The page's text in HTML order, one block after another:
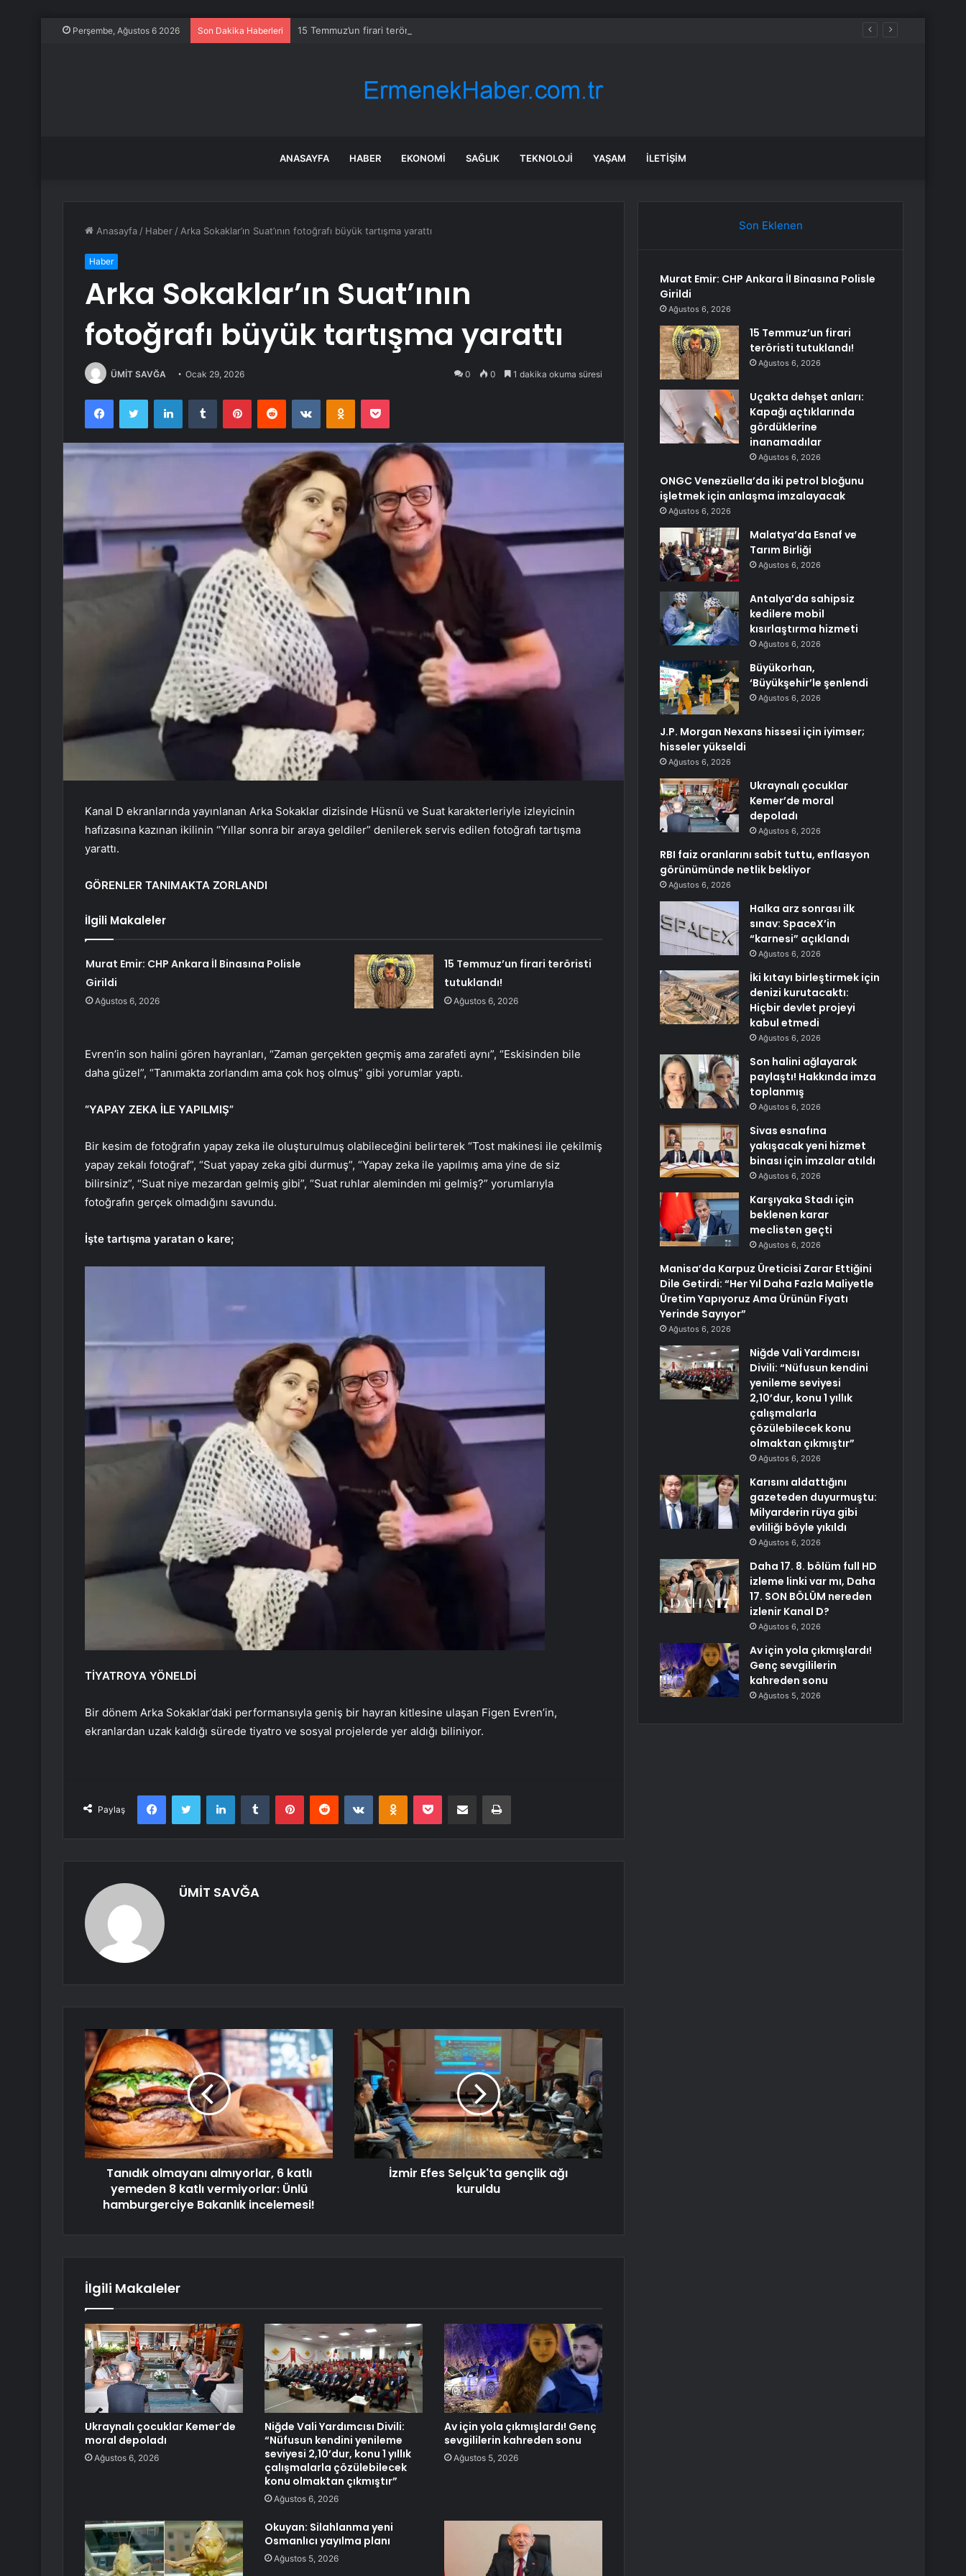
Perşembe, Ağustos 6 2026 Son Dakika Haberleri 15 Temmuz’un firari teröristi tutuklandı!
ANASAYFA HABER EKONOMI SAĞLIK TEKNOLOJI YAŞAM İLETIŞIM
Anasayfa / Haber / Arka Sokaklar’ın Suat’ının fotoğrafı büyük tartışma yarattı
Haber
Arka Sokaklar’ın Suat’ının
fotoğrafı büyük tartışma yarattı
ÜMİT SAVĞA Ocak 29, 2026 0 0 1 dakika okuma süresi
FacebookTwitter LinkedInTumblr PinterestReddit VKontakteOdnoklassniki
Pocket
Kanal D ekranlarında yayınlanan Arka Sokaklar dizisinde Hüsnü ve Suat karakterleriyle izleyicinin
hafızasına kazınan ikilinin “Yıllar sonra bir araya geldiler” denilerek servis edilen fotoğrafı tartışma
yarattı.
GÖRENLER TANIMAKTA ZORLANDI
İlgili Makaleler
Murat Emir: CHP Ankara İl Binasına Polisle
Girildi
Ağustos 6, 2026
15 Temmuz’un firari teröristi
tutuklandı!
Ağustos 6, 2026
Evren’in son halini gören hayranları, “Zaman gerçekten geçmiş ama zarafeti aynı”, “Eskisinden bile
daha güzel”, “Tanımakta zorlandım ama çok hoş olmuş” gibi yorumlar yaptı.
“YAPAY ZEKA İLE YAPILMIŞ”
Bir kesim de fotoğrafın yapay zeka ile oluşturulmuş olabileceğini belirterek “Tost makinesi ile çekilmiş
yapay zekalı fotoğraf”, “Suat yapay zeka gibi durmuş”, “Yapay zeka ile yapılmış ama yine de siz
bilirsiniz”, “Suat niye mezardan gelmiş gibi”, “Suat ruhlar aleminden mi gelmiş?” yorumlarıyla
fotoğrafın gerçek olmadığını savundu.
İşte tartışma yaratan o kare;
TİYATROYA YÖNELDİ
Bir dönem Arka Sokaklar’daki performansıyla geniş bir hayran kitlesine ulaşan Figen Evren’in,
ekranlardan uzak kaldığı sürede tiyatro ve sosyal projelerde yer aldığı biliniyor.
Paylaş
FacebookTwitter LinkedInTumblr PinterestReddit VKontakteOdnoklassniki
Pocket E-Posta ile paylaş Yazdır
ÜMİT SAVĞA
Tanıdık olmayanı almıyorlar, 6 katlı
yemeden 8 katlı vermiyorlar: Ünlü
hamburgerciye Bakanlık incelemesi!
İzmir Efes Selçuk'ta gençlik ağı
kuruldu
İlgili Makaleler
Ukraynalı çocuklar Kemer’de
moral depoladı
Ağustos 6, 2026
Niğde Vali Yardımcısı Divili:
“Nüfusun kendini yenileme
seviyesi 2,10’dur, konu 1 yıllık
çalışmalarla çözülebilecek
konu olmaktan çıkmıştır”
Ağustos 6, 2026
Av için yola çıkmışlardı! Genç
sevgililerin kahreden sonu
Ağustos 5, 2026
Okuyan: Silahlanma yeni
Osmanlıcı yayılma planı
Ağustos 5, 2026
Son Eklenen
Murat Emir: CHP Ankara İl Binasına Polisle
Girildi
Ağustos 6, 2026
15 Temmuz’un firari
teröristi tutuklandı!
Ağustos 6, 2026
Uçakta dehşet anları:
Kapağı açtıklarında
gördüklerine
inanamadılar
Ağustos 6, 2026
ONGC Venezüella’da iki petrol bloğunu
işletmek için anlaşma imzalayacak
Ağustos 6, 2026
Malatya’da Esnaf ve
Tarım Birliği
Ağustos 6, 2026
Antalya’da sahipsiz
kedilere mobil
kısırlaştırma hizmeti
Ağustos 6, 2026
Büyükorhan,
‘Büyükşehir’le şenlendi
Ağustos 6, 2026
J.P. Morgan Nexans hissesi için iyimser;
hisseler yükseldi
Ağustos 6, 2026
Ukraynalı çocuklar
Kemer’de moral
depoladı
Ağustos 6, 2026
RBI faiz oranlarını sabit tuttu, enflasyon
görünümünde netlik bekliyor
Ağustos 6, 2026
Halka arz sonrası ilk
sınav: SpaceX’in
“karnesi” açıklandı
Ağustos 6, 2026
İki kıtayı birleştirmek için
denizi kurutacaktı:
Hiçbir devlet projeyi
kabul etmedi
Ağustos 6, 2026
Son halini ağlayarak
paylaştı! Hakkında imza
toplanmış
Ağustos 6, 2026
Sivas esnafına
yakışacak yeni hizmet
binası için imzalar atıldı
Ağustos 6, 2026
Karşıyaka Stadı için
beklenen karar
meclisten geçti
Ağustos 6, 2026
Manisa’da Karpuz Üreticisi Zarar Ettiğini
Dile Getirdi: “Her Yıl Daha Fazla Maliyetle
Üretim Yapıyoruz Ama Ürünün Fiyatı
Yerinde Sayıyor”
Ağustos 6, 2026
Niğde Vali Yardımcısı
Divili: “Nüfusun kendini
yenileme seviyesi
2,10’dur, konu 1 yıllık
çalışmalarla
çözülebilecek konu
olmaktan çıkmıştır”
Ağustos 6, 2026
Karısını aldattığını
gazeteden duyurmuştu:
Milyarderin rüya gibi
evliliği böyle yıkıldı
Ağustos 6, 2026
Daha 17. 8. bölüm full HD
izleme linki var mı, Daha
17. SON BÖLÜM nereden
izlenir Kanal D?
Ağustos 6, 2026
Av için yola çıkmışlardı!
Genç sevgililerin
kahreden sonu
Ağustos 5, 2026